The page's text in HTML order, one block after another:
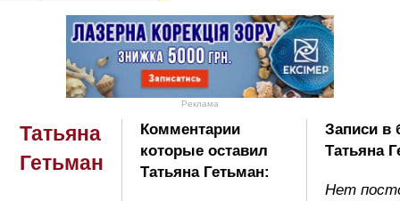
Реклама
Татьяна
Гетьман
Комментарии
которые оставил
Татьяна Гетьман:
Записи в
Татьяна
Нет